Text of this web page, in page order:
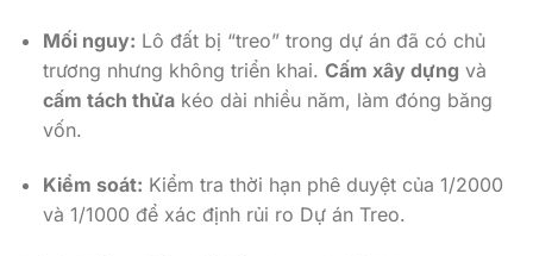
Mối nguy: Lô đất bị “treo” trong dự án đã có chủ
trương nhưng không triển khai. Cấm xây dựng và
cấm tách thửakéo dài nhiều năm, làm đóng băng
vốn.
Kiểm soát: Kiểm tra thời hạn phê duyệt của 1/2000
và 1/1000 để xác định rủi ro Dự án Treo.